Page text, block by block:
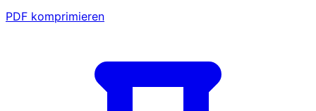
PDF komprimieren